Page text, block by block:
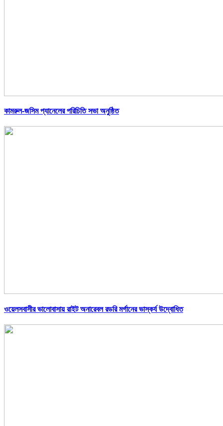
কামরুল-জসিম প্যানেলের পরিচিতি সভা অনুষ্ঠিত
ওয়েলসবাসীর ভালোবাসায় রাইট অনারেবল রডরি মর্গানের ভাস্কর্য উদ্বোধিত